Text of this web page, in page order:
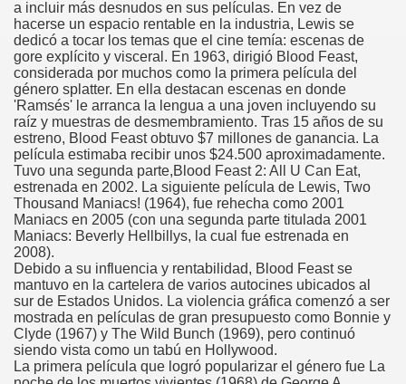
a incluir más desnudos en sus películas. En vez de
hacerse un espacio rentable en la industria, Lewis se
dedicó a tocar los temas que el cine temía: escenas de
gore explícito y visceral. En 1963, dirigió Blood Feast,
considerada por muchos como la primera película del
género splatter. En ella destacan escenas en donde
'Ramsés' le arranca la lengua a una joven incluyendo su
raíz y muestras de desmembramiento. Tras 15 años de su
estreno, Blood Feast obtuvo $7 millones de ganancia. La
película estimaba recibir unos $24.500 aproximadamente.
Tuvo una segunda parte,Blood Feast 2: All U Can Eat,
estrenada en 2002. La siguiente película de Lewis, Two
Thousand Maniacs! (1964), fue rehecha como 2001
Maniacs en 2005 (con una segunda parte titulada 2001
Maniacs: Beverly Hellbillys, la cual fue estrenada en
2008).
Debido a su influencia y rentabilidad, Blood Feast se
mantuvo en la cartelera de varios autocines ubicados al
sur de Estados Unidos. La violencia gráfica comenzó a ser
mostrada en películas de gran presupuesto como Bonnie y
Clyde (1967) y The Wild Bunch (1969), pero continuó
siendo vista como un tabú en Hollywood.
La primera película que logró popularizar el género fue La